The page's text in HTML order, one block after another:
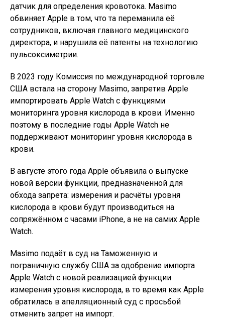
датчик для определения кровотока. Masimo
обвиняет Apple в том, что та переманила её
сотрудников, включая главного медицинского
директора, и нарушила её патенты на технологию
пульсоксиметрии.
В 2023 году Комиссия по международной торговле
США встала на сторону Masimo, запретив Apple
импортировать Apple Watch с функциями
мониторинга уровня кислорода в крови. Именно
поэтому в последние годы Apple Watch не
поддерживают мониторинг уровня кислорода в
крови.
В августе этого года Apple объявила о выпуске
новой версии функции, предназначенной для
обхода запрета: измерения и расчёты уровня
кислорода в крови будут производиться на
сопряжённом с часами iPhone, а не на самих Apple
Watch.
Masimo подаёт в суд на Таможенную и
пограничную службу США за одобрение импорта
Apple Watch с новой реализацией функции
измерения уровня кислорода, в то время как Apple
обратилась в апелляционный суд с просьбой
отменить запрет на импорт.